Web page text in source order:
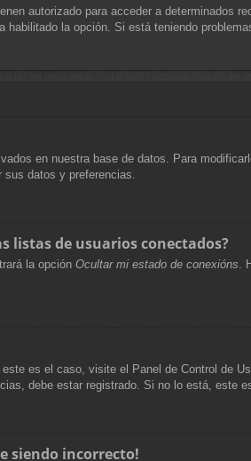
autorizado para acceder a determinados
la opción. Si está teniendo
en nuestra base de datos. Para
sus datos y preferencias.
listas de usuarios conectados?
la opción Ocultar mi estado de conexións .
es el caso, visite el Panel de Control de
debe estar registrado. Si no lo está, este
siendo incorrecto!